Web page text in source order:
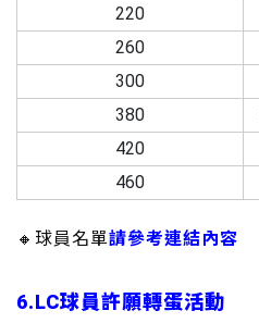
220
260
300
380
420
460
🔸球員名單請參考連結內容
6.LC球員許願轉蛋活動